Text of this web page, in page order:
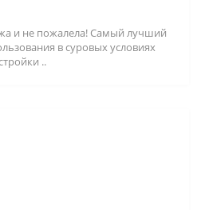
и не пожалела! Самый лучший
в суровых условиях
..